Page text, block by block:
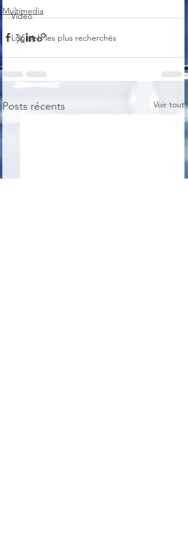
Video
Logiciels les plus recherchés
Multimedia
Posts récents Voir tout